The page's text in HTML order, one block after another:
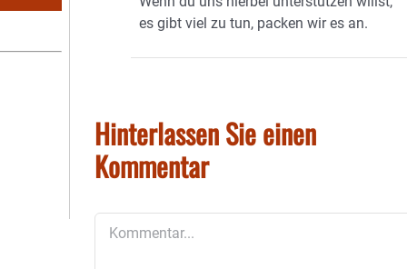
es gibt viel zu tun, packen wir es an.
Hinterlassen Sie einen
Kommentar